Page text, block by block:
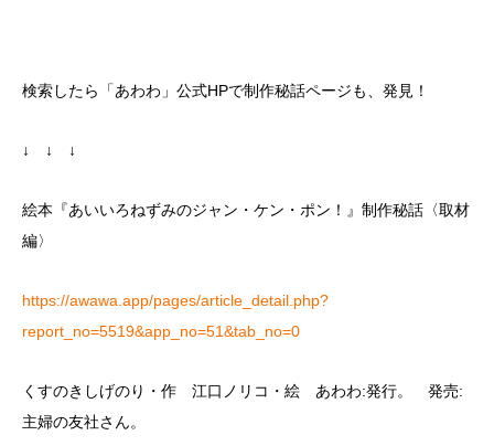
検索したら「あわわ」公式HPで制作秘話ページも、発見！
↓ ↓ ↓
絵本『あいいろねずみのジャン・ケン・ポン！』制作秘話〈取材
編〉
https://awawa.app/pages/article_detail.php?
report_no=5519&app_no=51&tab_no=0
くすのきしげのり・作 江口ノリコ・絵 あわわ:発行。 発売:
主婦の友社さん。